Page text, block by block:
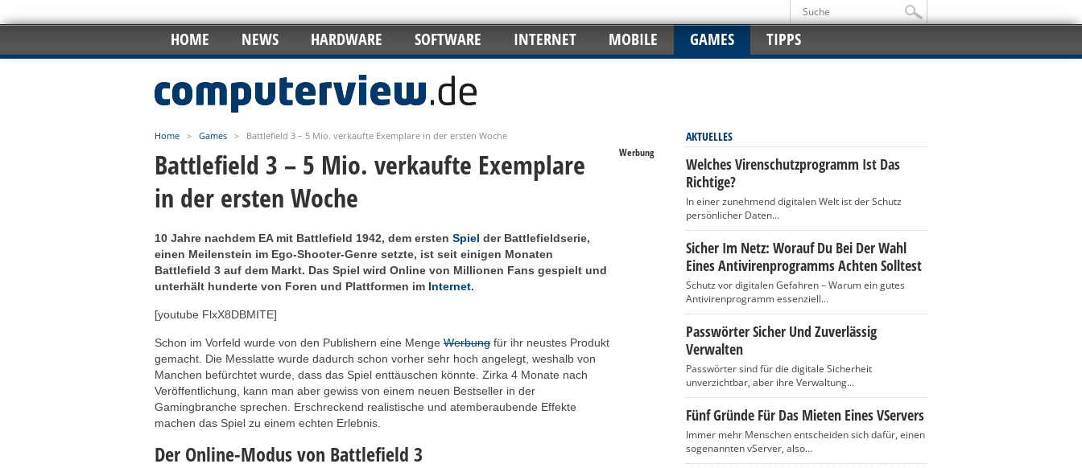
HOME NEWS HARDWARE SOFTWARE INTERNET MOBILE GAMES TIPPS
Home > Games > Battlefield 3 – 5 Mio. verkaufte Exemplare in der ersten Woche
Battlefield 3 – 5 Mio. verkaufte Exemplare
in der ersten Woche
Werbung
10 Jahre nachdem EA mit Battlefield 1942, dem ersten Spiel der Battlefieldserie,
einen Meilenstein im Ego-Shooter-Genre setzte, ist seit einigen Monaten
Battlefield 3 auf dem Markt. Das Spiel wird Online von Millionen Fans gespielt und
unterhält hunderte von Foren und Plattformen im Internet.
[youtube FlxX8DBMITE]
Schon im Vorfeld wurde von den Publishern eine Menge Werbung für ihr neustes Produkt
gemacht. Die Messlatte wurde dadurch schon vorher sehr hoch angelegt, weshalb von
Manchen befürchtet wurde, dass das Spiel enttäuschen könnte. Zirka 4 Monate nach
Veröffentlichung, kann man aber gewiss von einem neuen Bestseller in der
Gamingbranche sprechen. Erschreckend realistische und atemberaubende Effekte
machen das Spiel zu einem echten Erlebnis.
Der Online-Modus von Battlefield 3
AKTUELLES
Welches Virenschutzprogramm Ist Das
Richtige?
In einer zunehmend digitalen Welt ist der Schutz
persönlicher Daten...
Sicher Im Netz: Worauf Du Bei Der Wahl
Eines Antivirenprogramms Achten Solltest
Schutz vor digitalen Gefahren – Warum ein gutes
Antivirenprogramm essenziell...
Passwörter Sicher Und Zuverlässig
Verwalten
Passwörter sind für die digitale Sicherheit
unverzichtbar, aber ihre Verwaltung...
Fünf Gründe Für Das Mieten Eines VServers
Immer mehr Menschen entscheiden sich dafür, einen
sogenannten vServer, also...